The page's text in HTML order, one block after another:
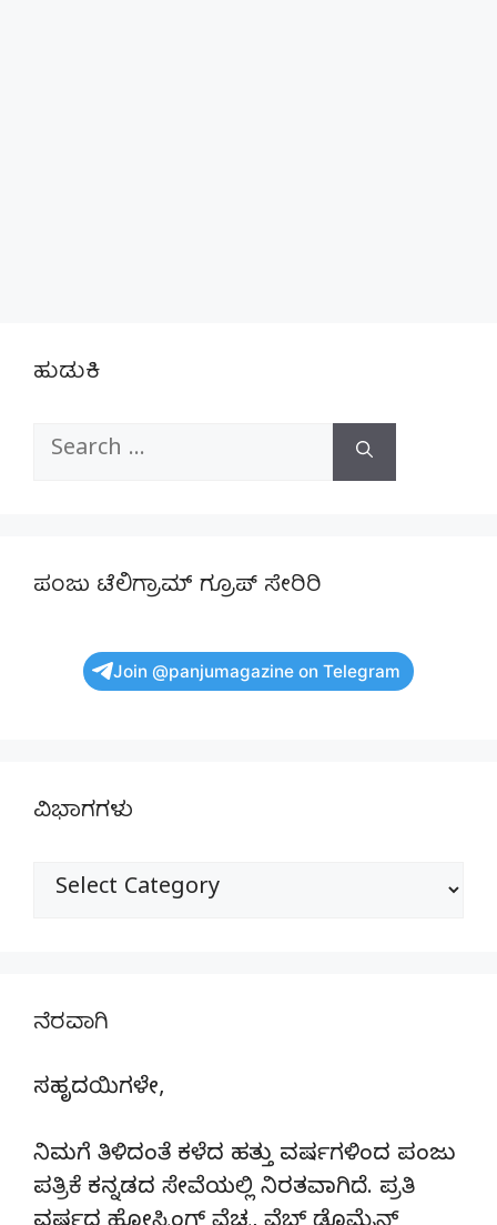
ಹುಡುಕಿ
Search
ಪಂಜು ಟೆಲಿಗ್ರಾಮ್ ಗ್ರೂಪ್ ಸೇರಿರಿ
Join @panjumagazine on Telegram
ವಿಭಾಗಗಳು
ವಿಭಾಗಗಳು
ನೆರವಾಗಿ
ಸಹೃದಯಿಗಳೇ,
ನಿಮಗೆ ತಿಳಿದಂತೆ ಕಳೆದ ಹತ್ತು ವರ್ಷಗಳಿಂದ ಪಂಜು
ಪತ್ರಿಕೆ ಕನ್ನಡದ ಸೇವೆಯಲ್ಲಿ ನಿರತವಾಗಿದೆ. ಪ್ರತಿ